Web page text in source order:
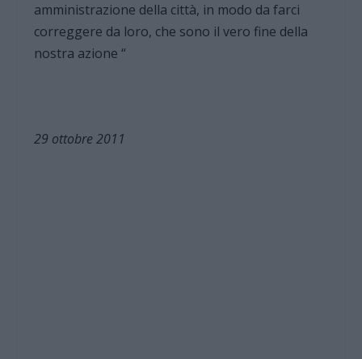
amministrazione della città, in modo da farci
correggere da loro, che sono il vero fine della
nostra azione “
29 ottobre 2011